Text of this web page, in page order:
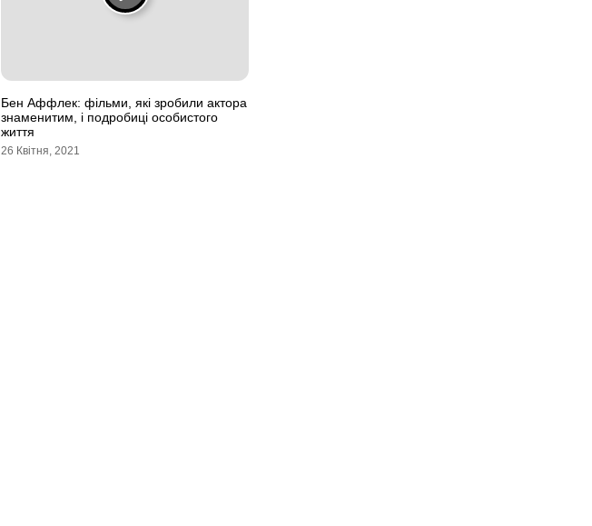
Бен Аффлек: фільми, які зробили актора
знаменитим, і подробиці особистого
життя
26 Квітня, 2021